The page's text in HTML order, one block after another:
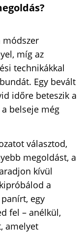
módszer
míg az
technikákkal
Egy bevált
időre beteszik a
belseje még
választod,
megoldást, a
kívül
a
egy
fel – anélkül,
amelyet